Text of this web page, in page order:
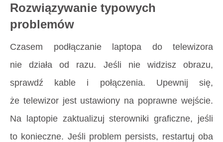
Rozwiązywanie typowych
problemów
Czasem podłączanie laptopa do telewizora
nie działa od razu. Jeśli nie widzisz obrazu,
sprawdź kable i połączenia. Upewnij się,
że telewizor jest ustawiony na poprawne wejście.
Na laptopie zaktualizuj sterowniki graficzne, jeśli
to konieczne. Jeśli problem persists, restartuj oba